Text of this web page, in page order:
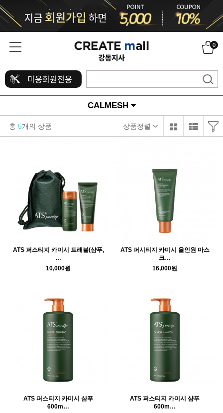
0
미용회원전용
CALMESH
총 5개의 상품 상품정렬
ATS 퍼스티지 카미시 트래블(샴푸,
…
10,000원
ATS 퍼시티지 카미시 올인원 마스
크…
16,000원
ATS 퍼스티지 카미시 샴푸
600m…
ATS 퍼스티지 카미시 샴푸
600m…